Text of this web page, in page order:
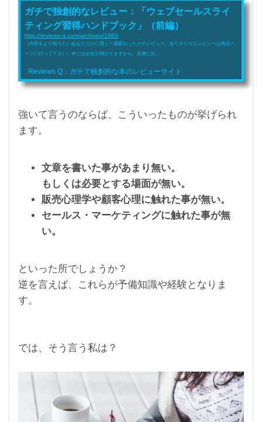
ガチで独創的なレビュー：「ウェブセールスライ
ティング習得ハンドブック」（前編）
http://reviews-q.com/archives/1983
（内容をより知りたいあなただけに濃く一風変わったガチレビュー。ありきたりなレビューは商品ペ
ージに行って下さい。本にはお金が掛かりますから、良書に出...
Reviews Q：ガチで独創的な本のレビューサイト
強いて言うのならば、こういったものが挙げられ
ます。
文章を書いた事があまり無い。
もしくは必要とする場面が無い。
販売心理学や顧客心理に触れた事が無い。
セールス・マーケティングに触れた事が無
い。
といった所でしょうか？
逆を言えば、これらが予備知識や経験となりま
す。
では、そう言う私は？